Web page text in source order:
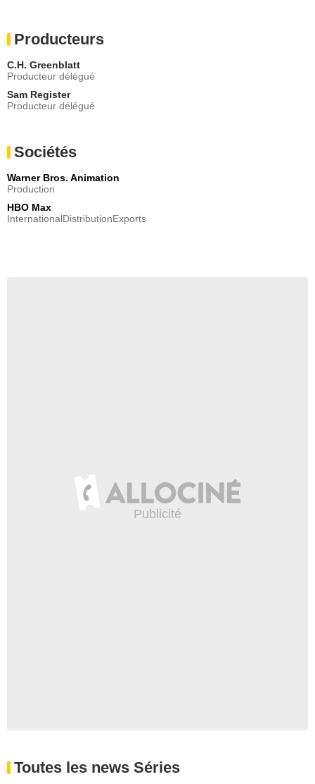
Producteurs
C.H. Greenblatt
Producteur délégué
Sam Register
Producteur délégué
Sociétés
Warner Bros. Animation
Production
HBO Max
InternationalDistributionExports
Toutes les news Séries